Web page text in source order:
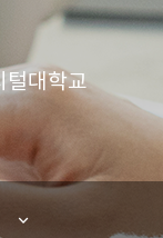
학과 SNS 소개
대학교